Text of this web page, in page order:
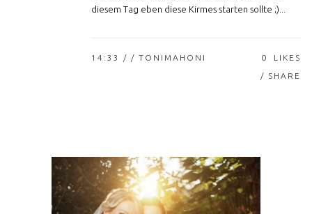
diesem Tag eben diese Kirmes starten sollte ;)...
14:33 / / TONIMAHONI 0
LIKES
SHARE